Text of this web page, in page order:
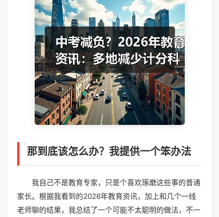
那到底该怎么办？我提供一个笨办法
我自己不是教育专家，只是个喜欢琢磨这些事的普通
家长。根据我看到的2026年教育资讯，加上和几个一线
老师聊的结果，我总结了一个可能不太聪明的做法，不一